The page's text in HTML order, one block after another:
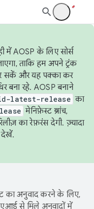
में AOSP के लिए सोर्स
ताकि हम अपने ट्रंक
सकें और यह पक्का कर
बना रहे. AOSP बनाने
latest-release का
मेनिफ़ेस्ट ब्रांच,
का रेफ़रंस देगी. ज़्यादा
का अनुवाद करने के लिए,
से मिले अनुवादों में